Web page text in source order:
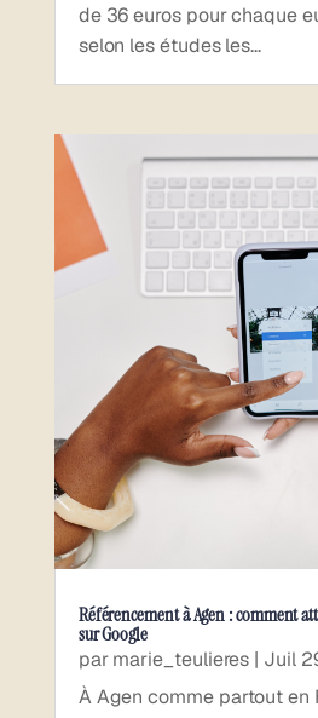
de 36 euros pour chaque
selon les études les...
Référencement à Agen : comment
sur Google
parmarie_teulieres | Juil
À Agen comme partout en